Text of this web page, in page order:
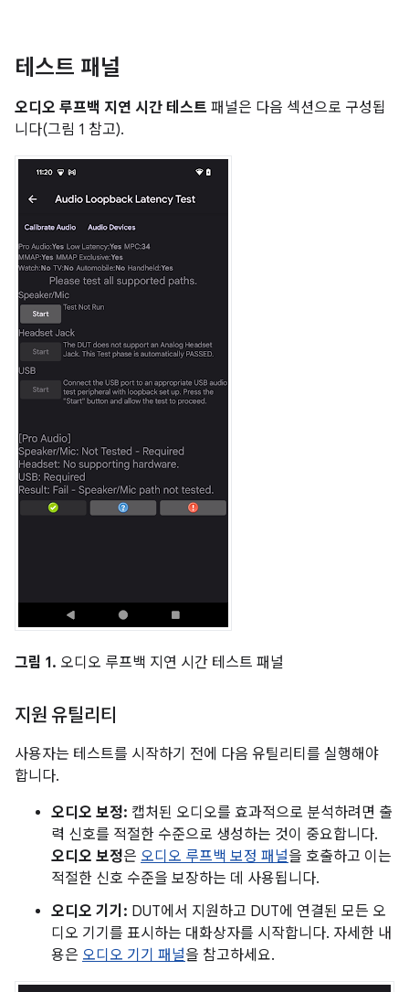
테스트 패널
오디오 루프백 지연 시간 테스트 패널은 다음 섹션으로 구성됩
니다(그림 1 참고).
그림 1. 오디오 루프백 지연 시간 테스트 패널
지원 유틸리티
사용자는 테스트를 시작하기 전에 다음 유틸리티를 실행해야
합니다.
오디오 보정: 캡처된 오디오를 효과적으로 분석하려면 출
력 신호를 적절한 수준으로 생성하는 것이 중요합니다.
오디오 보정은 오디오 루프백 보정 패널을 호출하고 이는
적절한 신호 수준을 보장하는 데 사용됩니다.
오디오 기기: DUT에서 지원하고 DUT에 연결된 모든 오
디오 기기를 표시하는 대화상자를 시작합니다. 자세한 내
용은 오디오 기기 패널을 참고하세요.